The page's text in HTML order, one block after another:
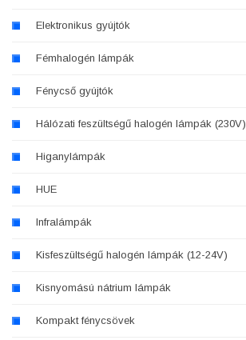
Elektronikus gyújtók
Fémhalogén lámpák
Fénycső gyújtók
Hálózati feszültségű halogén lámpák (230V)
Higanylámpák
HUE
Infralámpák
Kisfeszültségű halogén lámpák (12-24V)
Kisnyomású nátrium lámpák
Kompakt fénycsövek